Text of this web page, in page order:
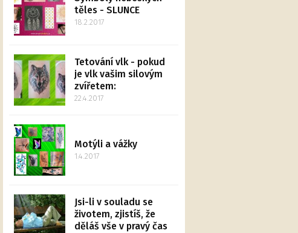
těles - SLUNCE
18.2.2017
Tetování vlk - pokud
je vlk vašim silovým
zvířetem:
22.4.2017
Motýli a vážky
1.4.2017
Jsi-li v souladu se
životem, zjistíš, že
děláš vše v pravý čas